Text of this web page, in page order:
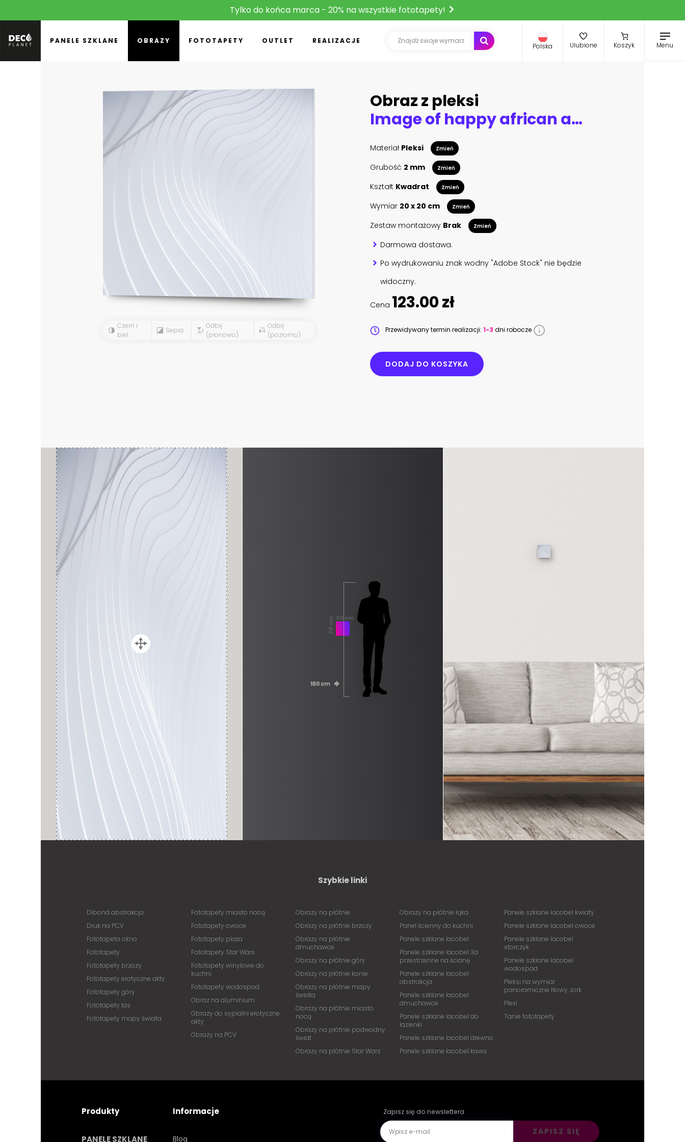
Tylko do końca marca - 20% na wszystkie fototapety!
PANELE SZKLANE OBRAZY FOTOTAPETY OUTLET REALIZACJE
Polska Ulubione Koszyk Menu
Czerń i
biel
Sepia
Odbij
(pionowo)
Odbij
(poziomo)
Obraz z pleksi
Image of happy african american woman in sportswear holding basketball
Materiał Pleksi Zmień
Grubość 2 mm Zmień
Kształt Kwadrat Zmień
Wymiar 20 x 20 cm Zmień
Zestaw montażowy Brak Zmień
Darmowa dostawa.
Po wydrukowaniu znak wodny "Adobe Stock" nie będzie
widoczny.
Cena 123.00 zł
Przewidywany termin realizacji: 1-3 dni robocze
DODAJ DO KOSZYKA
20 cm
20 cm
Szybkie linki
Dibond abstrakcja
Druk na PCV
Fototapeta okno
Fototapety
Fototapety brzozy
Fototapety erotyczne akty
Fototapety góry
Fototapety las
Fototapety mapy świata
Fototapety miasto nocą
Fototapety owoce
Fototapety plaża
Fototapety Star Wars
Fototapety winylowe do
kuchni
Fototapety wodospad
Obraz na aluminium
Obrazy do sypialni erotyczne
akty
Obrazy na PCV
Obrazy na płótnie
Obrazy na płótnie brzozy
Obrazy na płótnie
dmuchawce
Obrazy na płótnie góry
Obrazy na płótnie konie
Obrazy na płótnie mapy
świata
Obrazy na płótnie miasto
nocą
Obrazy na płótnie podwodny
świat
Obrazy na płótnie Star Wars
Obrazy na płótnie łąka
Panel ścienny do kuchni
Panele szklane lacobel
Panele szklane lacobel 3d
przestrzenne na ścianę
Panele szklane lacobel
abstrakcja
Panele szklane lacobel
dmuchawce
Panele szklane lacobel do
łazienki
Panele szklane lacobel drewno
Panele szklane lacobel kawa
Panele szklane lacobel kwiaty
Panele szklane lacobel owoce
Panele szklane lacobel
storczyk
Panele szklane lacobel
wodospad
Pleksi na wymiar
panoramiczne Nowy Jork
Plexi
Tanie fototapety
Produkty
PANELE SZKLANE
Informacje
Blog
Zapisz się do newslettera
ZAPISZ SIĘ